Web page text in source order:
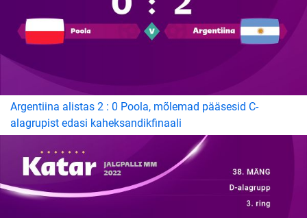
Argentiina alistas 2 : 0 Poola, mõlemad pääsesid C-
alagrupist edasi kaheksandikfinaali